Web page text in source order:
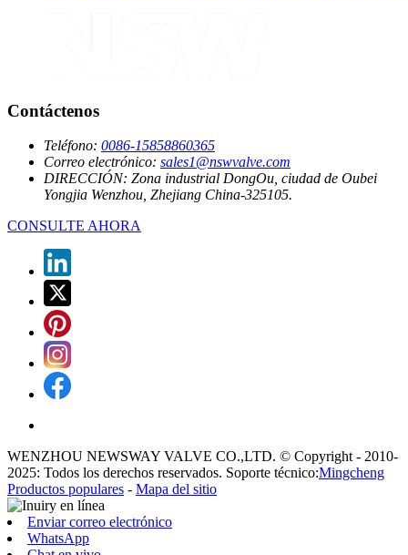
Contáctenos
Teléfono: 0086-15858860365
Correo electrónico: sales1@nswvalve.com
DIRECCIÓN: Zona industrial DongOu, ciudad de Oubei
Yongjia Wenzhou, Zhejiang China-325105.
CONSULTE AHORA
WENZHOU NEWSWAY VALVE CO.,LTD. © Copyright - 2010-
2025: Todos los derechos reservados. Soporte técnico:Mingcheng
Productos populares - Mapa del sitio
Enviar correo electrónico
WhatsApp